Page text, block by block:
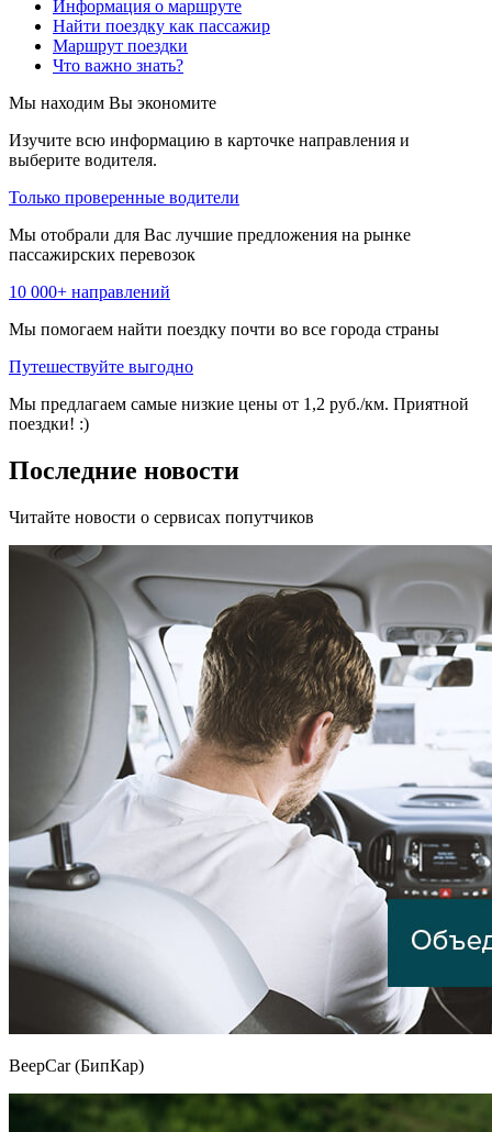
Информация о маршруте
Найти поездку как пассажир
Маршрут поездки
Что важно знать?
Мы находим Вы экономите
Изучите всю информацию в карточке направления и
выберите водителя.
Только проверенные водители
Мы отобрали для Вас лучшие предложения на рынке
пассажирских перевозок
10 000+ направлений
Мы помогаем найти поездку почти во все города страны
Путешествуйте выгодно
Мы предлагаем самые низкие цены от 1,2 руб./км. Приятной
поездки! :)
Последние новости
Читайте новости о сервисах попутчиков
BeepCar (БипКар)